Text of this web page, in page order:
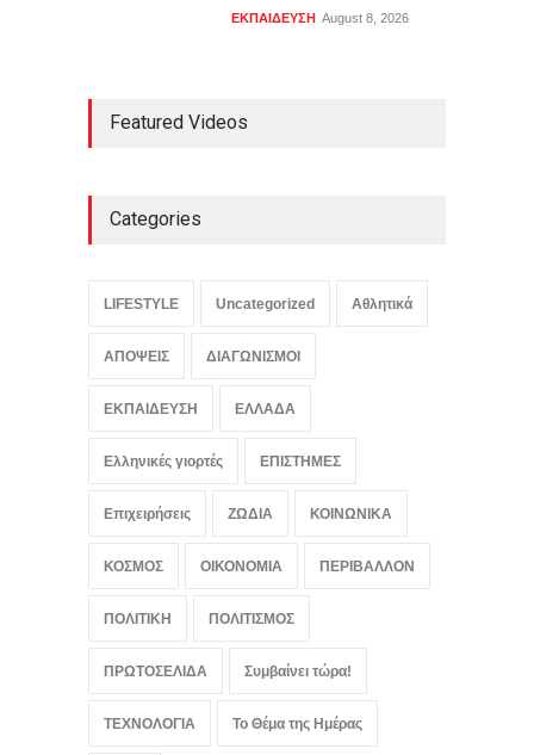
ΕΚΠΑΙΔΕΥΣΗ August 8, 2026
Featured Videos
Categories
LIFESTYLE Uncategorized Αθλητικά
ΑΠΟΨΕΙΣ ΔΙΑΓΩΝΙΣΜΟΙ
ΕΚΠΑΙΔΕΥΣΗ ΕΛΛΑΔΑ
Ελληνικές γιορτές ΕΠΙΣΤΗΜΕΣ
Επιχειρήσεις ΖΩΔΙΑ ΚΟΙΝΩΝΙΚΑ
ΚΟΣΜΟΣ ΟΙΚΟΝΟΜΙΑ ΠΕΡΙΒΑΛΛΟΝ
ΠΟΛΙΤΙΚΗ ΠΟΛΙΤΙΣΜΟΣ
ΠΡΩΤΟΣΕΛΙΔΑ Συμβαίνει τώρα!
ΤΕΧΝΟΛΟΓΙΑ Το Θέμα της Ημέρας